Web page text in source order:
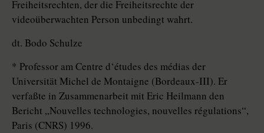
Freiheitsrechten, der die Freiheitsrechte der
videoüberwachten Person unbedingt wahrt.
dt. Bodo Schulze
* Professor am Centre d‘études des médias der
Universität Michel de Montaigne (Bordeaux-III). Er
verfaßte in Zusammenarbeit mit Eric Heilmann den
Bericht „Nouvelles technologies, nouvelles régulations“,
Paris (CNRS) 1996.